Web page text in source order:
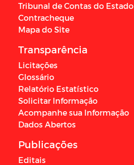
Tribunal de Contas do Estado
Contracheque
Mapa do Site
Transparência
Licitações
Glossário
Relatório Estatístico
Solicitar Informação
Acompanhe sua Informação
Dados Abertos
Publicações
Editais